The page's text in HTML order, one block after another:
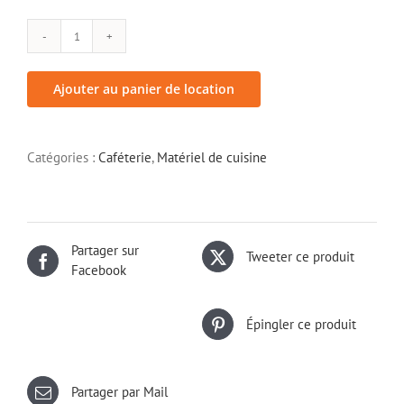
quantité
Cafetière
Nespresso
Ajouter au panier de location
Catégories : Caféterie, Matériel de cuisine
Partager sur
Facebook
Tweeter ce produit
Épingler ce produit
Partager par Mail